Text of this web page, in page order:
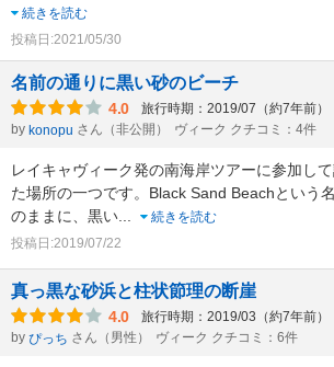
続きを読む
投稿日:2021/05/30
名前の通りに黒い砂のビーチ
4.0 旅行時期：2019/07（約7年前）
by konopu さん（非公開） ヴィーク クチコミ：4件
レイキャヴィーク発の南海岸ツアーに参加し
た場所の一つです。Black Sand Beachという
のままに、黒い
続きを読む
投稿日:2019/07/22
真っ黒な砂浜と柱状節理の断崖
4.0 旅行時期：2019/03（約7年前）
by ぴっち さん（男性） ヴィーク クチコミ：6件